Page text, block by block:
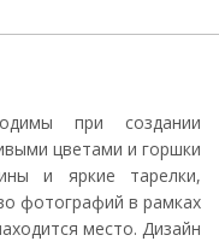
при создании
цветами и горшки
и яркие тарелки,
фотографий в рамках
место. Дизайн